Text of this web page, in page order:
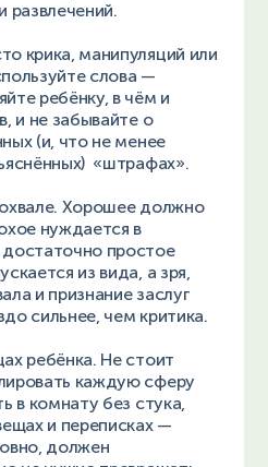
развлечений.
крика, манипуляций или
слова —
ребёнку, в чём и
и не забывайте о
(и, что не менее
«штрафах».
Хорошее должно
нуждается в
простое
из вида, а зря,
и признание заслуг
сильнее, чем критика.
ребёнка. Не стоит
каждую сферу
в комнату без стука,
и переписках —
должен